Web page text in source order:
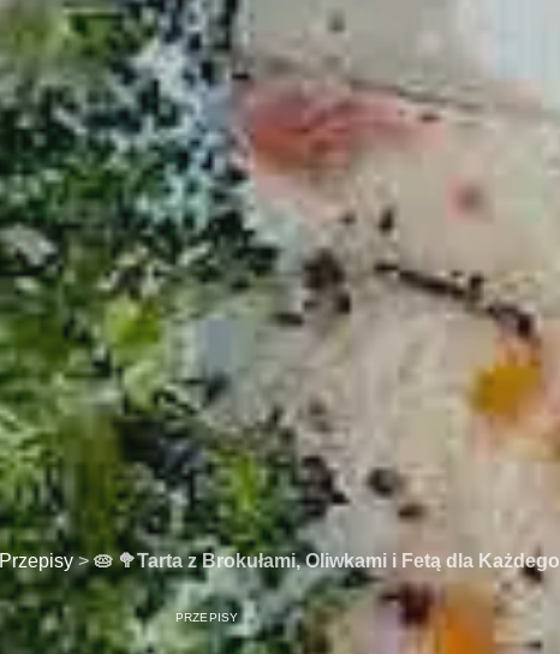
Przepisy>🥧 🥦Tarta z Brokułami, Oliwkami i Fetą dla Każdego
PRZEPISY